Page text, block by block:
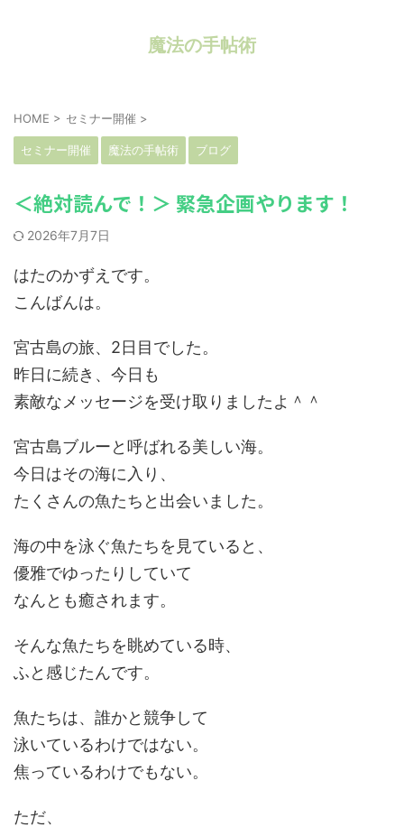
魔法の手帖術
HOME > セミナー開催 >
セミナー開催 魔法の手帖術 ブログ
＜絶対読んで！＞ 緊急企画やります！
2026年7月7日
はたのかずえです。
こんばんは。
宮古島の旅、2日目でした。
昨日に続き、今日も
素敵なメッセージを受け取りましたよ＾＾
宮古島ブルーと呼ばれる美しい海。
今日はその海に入り、
たくさんの魚たちと出会いました。
海の中を泳ぐ魚たちを見ていると、
優雅でゆったりしていて
なんとも癒されます。
そんな魚たちを眺めている時、
ふと感じたんです。
魚たちは、誰かと競争して
泳いているわけではない。
焦っているわけでもない。
ただ、